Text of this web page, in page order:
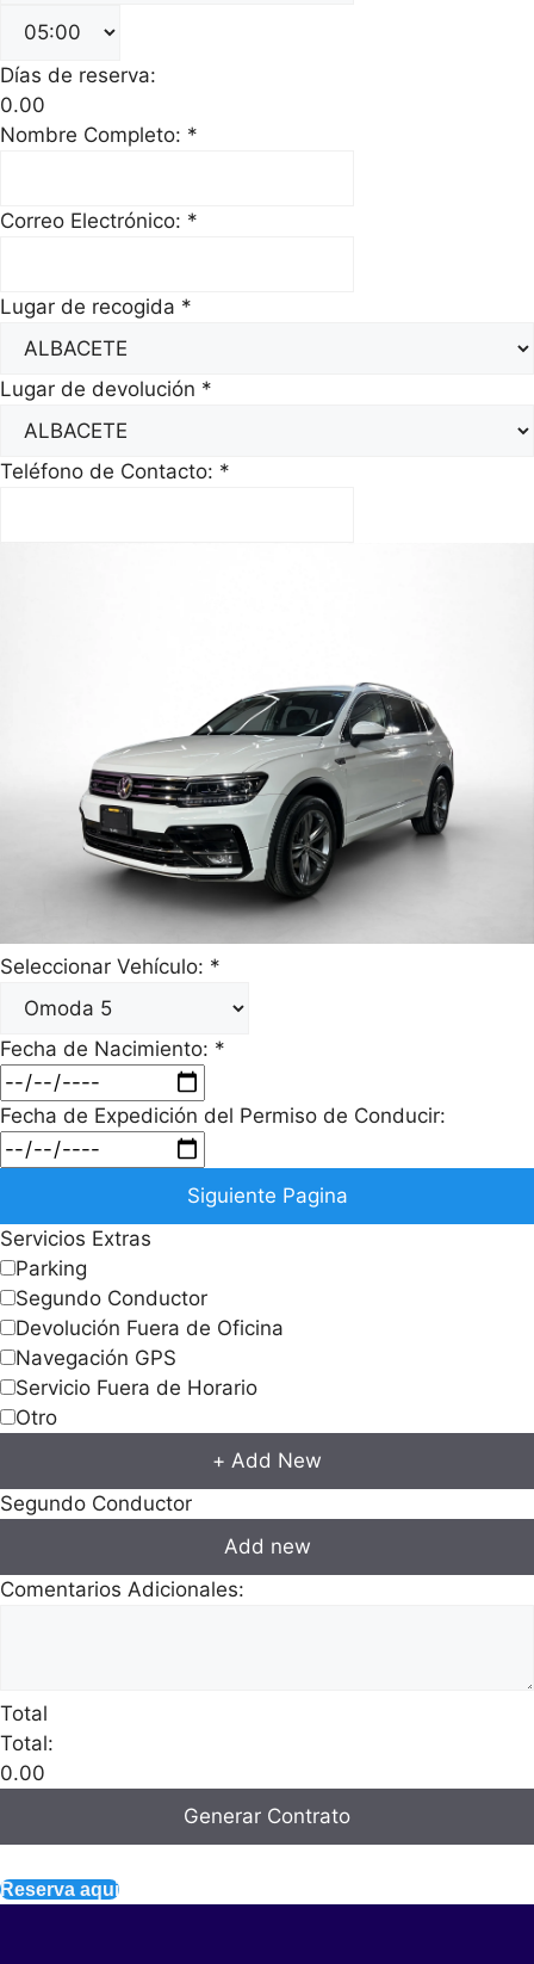
Días de reserva:
0.00
Nombre Completo: *
Correo Electrónico: *
Lugar de recogida *
Lugar de devolución *
Teléfono de Contacto: *
Seleccionar Vehículo: *
Fecha de Nacimiento: *
Fecha de Expedición del Permiso de Conducir:
Siguiente Pagina
Servicios Extras
Parking
Segundo Conductor
Devolución Fuera de Oficina
Navegación GPS
Servicio Fuera de Horario
Otro
+ Add New
Segundo Conductor
Add new
Comentarios Adicionales:
Total
Total:
0.00
Generar Contrato
Reserva aqui